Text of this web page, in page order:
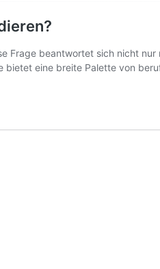
Frage beantwortet sich nicht
bietet eine breite Palette von